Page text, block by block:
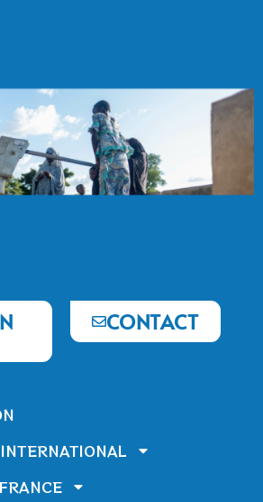
CONTACT